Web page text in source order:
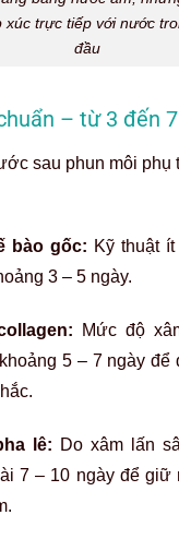
xúc trực tiếp với nước
đầu
– từ 3 đến
sau phun môi phụ
bào gốc: Kỹ thuật
3 – 5 ngày.
Mức độ
5 – 7 ngày để
lê: Do xâm lấn
7 – 10 ngày để giữ